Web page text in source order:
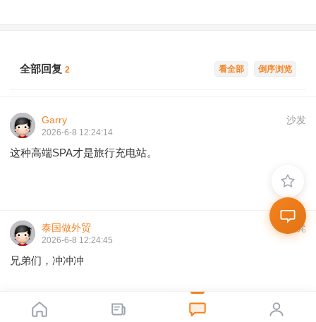
倒序浏览
看全部
全部回复 2
沙发
Garry
2026-6-8 12:24:14
这种高端SPA才是旅行充电站。
板凳
泰国做外贸
2026-6-8 12:24:45
兄弟们，冲冲冲